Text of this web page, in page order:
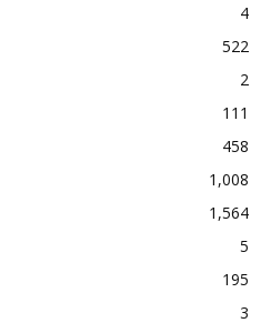
4
522
2
111
458
1,008
1,564
5
195
3